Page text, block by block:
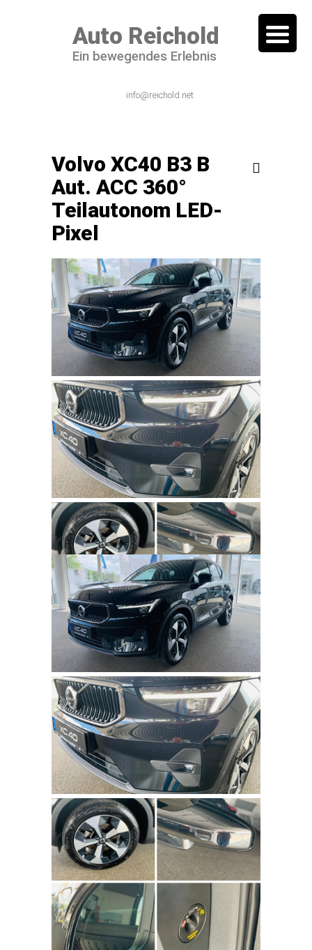
Auto Reichold
Ein bewegendes Erlebnis
info@reichold.net
Volvo XC40 B3 B
Aut. ACC 360°
Teilautonom LED-
Pixel
